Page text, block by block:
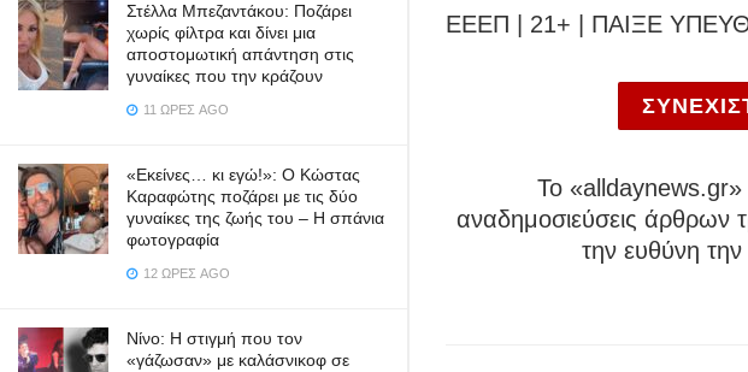
Στέλλα Μπεζαντάκου: Ποζάρει
χωρίς φίλτρα και δίνει μια
αποστομωτική απάντηση στις
γυναίκες που την κράζουν
11 ΏΡΕΣ AGO
«Εκείνες… κι εγώ!»: Ο Κώστας
Καραφώτης ποζάρει με τις δύο
γυναίκες της ζωής του – Η σπάνια
φωτογραφία
12 ΏΡΕΣ AGO
Νίνο: Η στιγμή που τον
«γάζωσαν» με καλάσνικοφ σε
ΕΕΕΠ | 21+ | ΠΑΙΞΕ
To «alldaynews.gr»
αναδημοσιεύσεις άρθρων
την ευθύνη